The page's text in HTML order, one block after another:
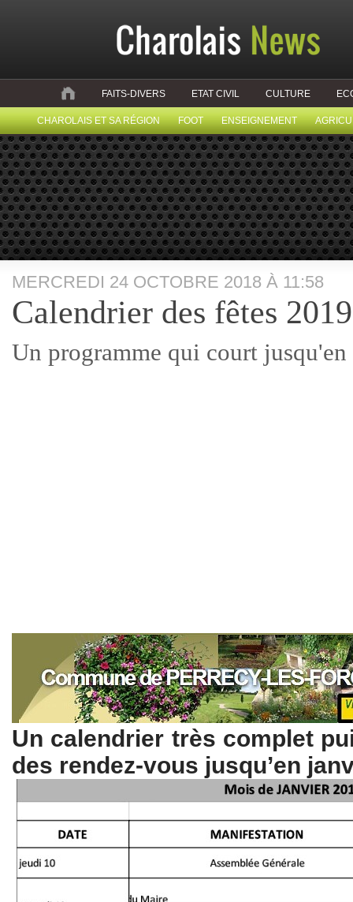
FAITS-DIVERS ETAT CIVIL CULTURE
CHAROLAIS ET SA RÉGION FOOT ENSEIGNEMENT
MERCREDI 24 OCTOBRE 2018 À 11:58
Calendrier des fêtes
Un programme qui court
Un calendrier très complet
des rendez-vous jusqu’en